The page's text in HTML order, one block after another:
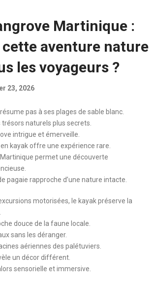
Martinique :
aventure nature
les voyageurs ?
23, 2026
pas à ses plages de sable blanc.
trésors naturels plus secrets.
intrigue et émerveille.
kayak offre une expérience rare.
Martinique permet une découverte
pagaie rapproche d’une nature intacte.
motorisées, le kayak préserve la
douce de la faune locale.
sans les déranger.
aériennes des palétuviers.
un décor différent.
sensorielle et immersive.